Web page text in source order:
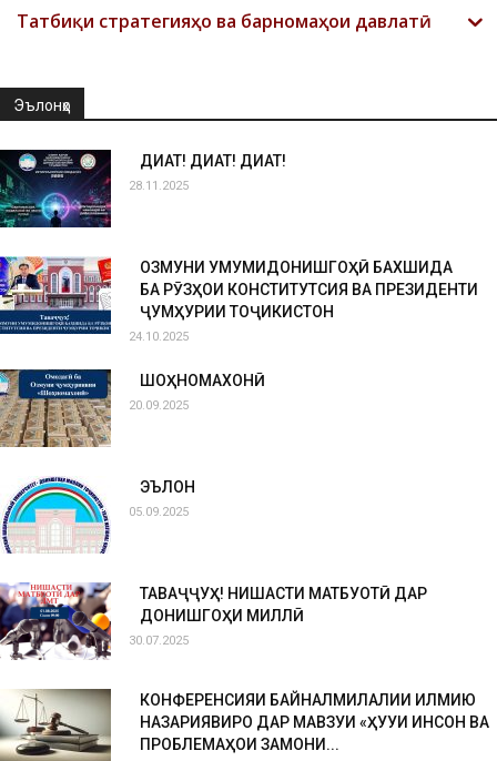
Татбиқи стратегияҳо ва барномаҳои давлатӣ
Эълонҳо
ДИҚҚАТ! ДИҚҚАТ! ДИҚҚАТ!
28.11.2025
ОЗМУНИ УМУМИДОНИШГОҲӢ БАХШИДА
БА РӮЗҲОИ КОНСТИТУТСИЯ ВА ПРЕЗИДЕНТИ
ҶУМҲУРИИ ТОҶИКИСТОН
24.10.2025
ШОҲНОМАХОНӢ
20.09.2025
ЭЪЛОН
05.09.2025
ТАВАҶҶУҲ! НИШАСТИ МАТБУОТӢ ДАР
ДОНИШГОҲИ МИЛЛӢ
30.07.2025
КОНФЕРЕНСИЯИ БАЙНАЛМИЛАЛИИ ИЛМИЮ
НАЗАРИЯВИРО ДАР МАВЗУИ «ҲУҚУҚИ ИНСОН ВА
ПРОБЛЕМАҲОИ ЗАМОНИ...